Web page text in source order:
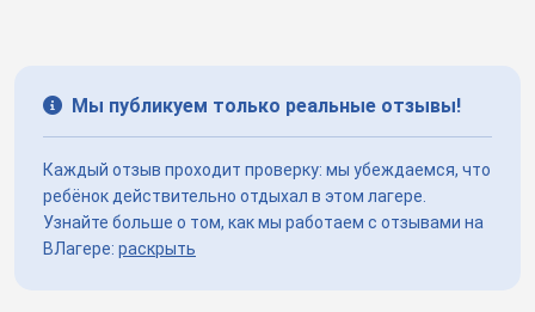
Мы публикуем только реальные отзывы!
Каждый отзыв проходит проверку: мы убеждаемся, что
ребёнок действительно отдыхал в этом лагере.
Узнайте больше о том, как мы работаем с отзывами на
ВЛагере: раскрыть